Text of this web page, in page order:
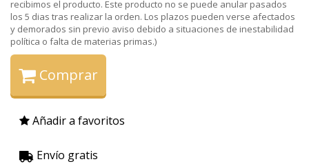
recibimos el producto. Este producto no se puede anular pasados
los 5 dias tras realizar la orden. Los plazos pueden verse afectados
y demorados sin previo aviso debido a situaciones de inestabilidad
política o falta de materias primas.)
Comprar
Añadir a favoritos
Envío gratis